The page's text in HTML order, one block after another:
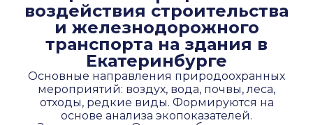
воздействия строительства
и железнодорожного
транспорта на здания в
Екатеринбурге
Основные направления природоохранных
мероприятий: воздух, вода, почвы, леса,
отходы, редкие виды. Формируются на
основе анализа экопоказателей.